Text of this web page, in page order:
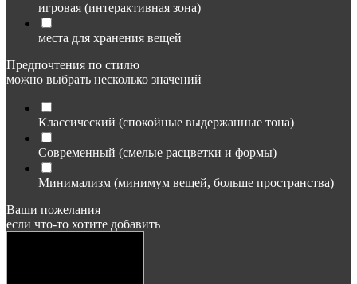
игровая (интерактивная зона)
места для хранения вещей
Предпочтения по стилю
можно выбрать несколько значений
Классический (спокойные выдержанные тона)
Современный (смелые расцветки и формы)
Минимализм (минимум вещей, больше пространства)
Ваши пожелания
если что-то хотите добавить